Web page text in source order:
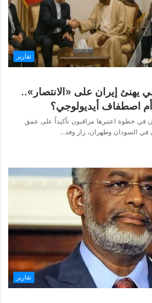
تقارير
يهنئ إيران على «الانتصار»..
أم اصطفاف أيديولوجي؟
في خطوة اعتبرها مراقبون تأكيداً على عمق
في السودان وطهران، زار وفد…
تقارير